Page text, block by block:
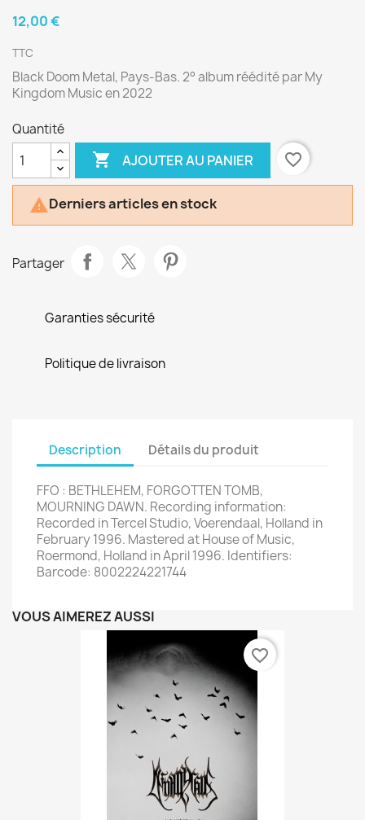
12,00 €
TTC
Black Doom Metal, Pays-Bas. 2° album réédité par My
Kingdom Music en 2022
Quantité
 AJOUTER AU PANIER favorite_border
Derniers articles en stock
Partager
Garanties sécurité
Politique de livraison
Description Détails du produit
FFO : BETHLEHEM, FORGOTTEN TOMB,
MOURNING DAWN. Recording information:
Recorded in Tercel Studio, Voerendaal, Holland in
February 1996. Mastered at House of Music,
Roermond, Holland in April 1996. Identifiers:
Barcode: 8002224221744
VOUS AIMEREZ AUSSI
favorite_border